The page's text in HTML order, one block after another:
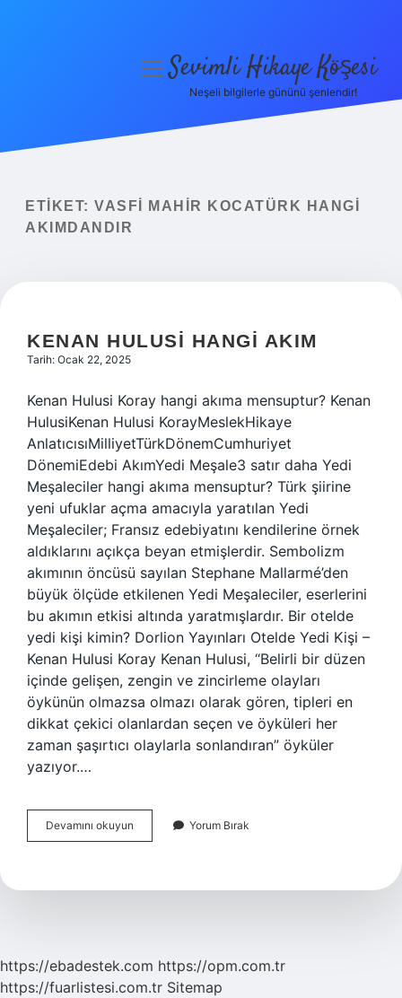
Yasal Uyarı
menüyüSevimli Hikaye Köşesi
Neşeli bilgilerle gününü şenlendir!
ETIKET: VASFI MAHIR KOCATÜRK HANGI
AKIMDANDIR
KENAN HULUSI HANGI AKIM
Tarih: Ocak 22, 2025
Kenan Hulusi Koray hangi akıma mensuptur? Kenan
HulusiKenan Hulusi KorayMeslekHikaye
AnlatıcısıMilliyetTürkDönemCumhuriyet
DönemiEdebi AkımYedi Meşale3 satır daha Yedi
Meşaleciler hangi akıma mensuptur? Türk şiirine
yeni ufuklar açma amacıyla yaratılan Yedi
Meşaleciler; Fransız edebiyatını kendilerine örnek
aldıklarını açıkça beyan etmişlerdir. Sembolizm
akımının öncüsü sayılan Stephane Mallarmé’den
büyük ölçüde etkilenen Yedi Meşaleciler, eserlerini
bu akımın etkisi altında yaratmışlardır. Bir otelde
yedi kişi kimin? Dorlion Yayınları Otelde Yedi Kişi –
Kenan Hulusi Koray Kenan Hulusi, “Belirli bir düzen
içinde gelişen, zengin ve zincirleme olayları
öykünün olmazsa olmazı olarak gören, tipleri en
dikkat çekici olanlardan seçen ve öyküleri her
zaman şaşırtıcı olaylarla sonlandıran” öyküler
yazıyor.…
Devamını okuyun
Hulusi
Yorum Bırak
https://ebadestek.com https://opm.com.tr
https://fuarlistesi.com.tr Sitemap